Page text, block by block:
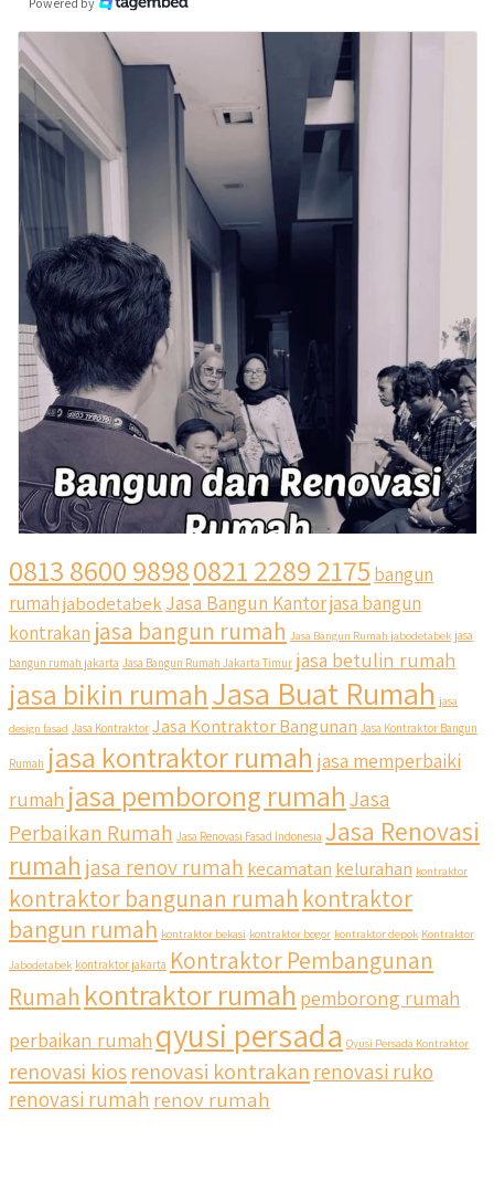
qyusipersada
@qyusipersada 3 years ago
Siapa yang udah masuk List untuk Bangun dan Renovasi
rumah Di @qyusipersada dengan sistem Cicilan ?? 🤗
Untuk informasi lebih lanjut terkait program cicilan ini temen
temen bisa langsung klik link di bio yaa
#jasabangunrumahjakarta #jasarenovasirumahjakarta
#kontraktorjakarta #kontraktorbangunan
#kontraktorbangunanrumah #kontraktorbangunanjakarta
0813 8600 98980821 2289 2175 bangun
rumahjabodetabek Jasa Bangun Kantorjasa bangun
kontrakan jasa bangun rumah Jasa Bangun Rumah jabodetabek jasa
bangun rumah jakarta Jasa Bangun Rumah Jakarta Timur jasa betulin rumah
jasa bikin rumahJasa Buat Rumah jasa
design fasad Jasa Kontraktor Jasa Kontraktor Bangunan Jasa Kontraktor Bangun
Rumah jasa kontraktor rumah jasa memperbaiki
rumah jasa pemborong rumahJasa
Perbaikan Rumah Jasa Renovasi Fasad Indonesia Jasa Renovasi
rumah jasa renov rumah kecamatan kelurahan kontraktor
kontraktor bangunan rumah kontraktor
bangun rumah kontraktor bekasi kontraktor bogor kontraktor depok Kontraktor
Jabodetabek kontraktor jakarta Kontraktor Pembangunan
Rumah kontraktor rumah pemborong rumah
perbaikan rumah qyusi persada Qyusi Persada Kontraktor
renovasi kiosrenovasi kontrakanrenovasi ruko
renovasi rumah renov rumah